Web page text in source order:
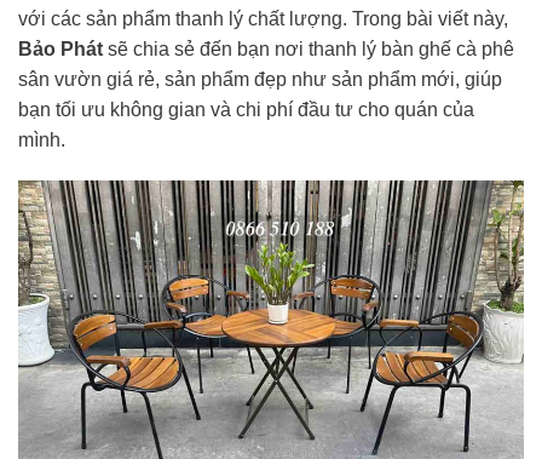
với các sản phẩm thanh lý chất lượng. Trong bài viết này,
Bảo Phát sẽ chia sẻ đến bạn nơi thanh lý bàn ghế cà phê
sân vườn giá rẻ, sản phẩm đẹp như sản phẩm mới, giúp
bạn tối ưu không gian và chi phí đầu tư cho quán của
mình.